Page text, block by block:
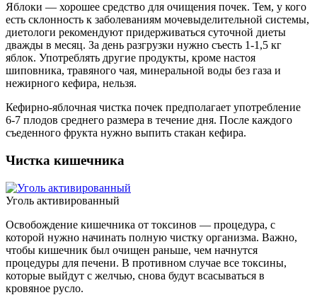
Яблоки — хорошее средство для очищения почек. Тем, у кого
есть склонность к заболеваниям мочевыделительной системы,
диетологи рекомендуют придерживаться суточной диеты
дважды в месяц. За день разгрузки нужно съесть 1-1,5 кг
яблок. Употреблять другие продукты, кроме настоя
шиповника, травяного чая, минеральной воды без газа и
нежирного кефира, нельзя.
Кефирно-яблочная чистка почек предполагает употребление
6-7 плодов среднего размера в течение дня. После каждого
съеденного фрукта нужно выпить стакан кефира.
Чистка кишечника
Уголь активированный
Освобождение кишечника от токсинов — процедура, с
которой нужно начинать полную чистку организма. Важно,
чтобы кишечник был очищен раньше, чем начнутся
процедуры для печени. В противном случае все токсины,
которые выйдут с желчью, снова будут всасываться в
кровяное русло.